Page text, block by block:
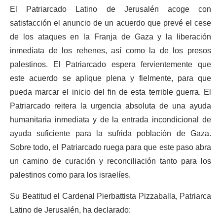
El Patriarcado Latino de Jerusalén acoge con
satisfacción el anuncio de un acuerdo que prevé el cese
de los ataques en la Franja de Gaza y la liberación
inmediata de los rehenes, así como la de los presos
palestinos. El Patriarcado espera fervientemente que
este acuerdo se aplique plena y fielmente, para que
pueda marcar el inicio del fin de esta terrible guerra. El
Patriarcado reitera la urgencia absoluta de una ayuda
humanitaria inmediata y de la entrada incondicional de
ayuda suficiente para la sufrida población de Gaza.
Sobre todo, el Patriarcado ruega para que este paso abra
un camino de curación y reconciliación tanto para los
palestinos como para los israelíes.
Su Beatitud el Cardenal Pierbattista Pizzaballa, Patriarca
Latino de Jerusalén, ha declarado: